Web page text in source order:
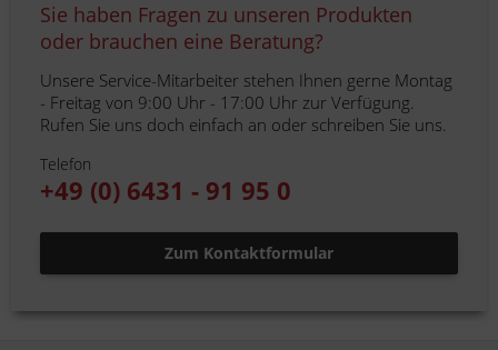
Sie haben Fragen zu unseren Produkten
oder brauchen eine Beratung?
Unsere Service-Mitarbeiter stehen Ihnen gerne Montag
- Freitag von 9:00 Uhr - 17:00 Uhr zur Verfügung.
Rufen Sie uns doch einfach an oder schreiben Sie uns.
Telefon
+49 (0) 6431 - 91 95 0
Zum Kontaktformular